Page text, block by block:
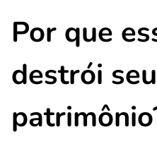
Por que
destrói seu